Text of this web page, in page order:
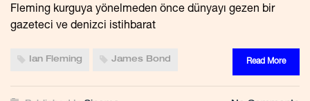
Fleming kurguya yönelmeden önce dünyayı gezen bir
gazeteci ve denizci istihbarat
Ian Fleming James Bond Read More